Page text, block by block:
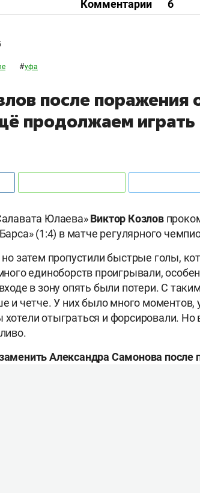
Комментарии 6
#уфа
после поражения
продолжаем играть
Юлаева»Виктор Козлов
(1:4) в матче регулярного
затем пропустили быстрые голы,
единоборств проигрывали,
в зону опять были потери. С
и четче. У них было много моментов,
отыграться и форсировали. Но
Александра Самонова после